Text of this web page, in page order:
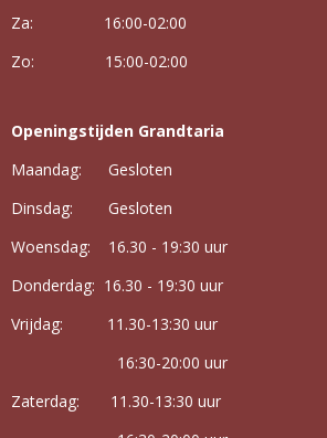
Za: 16:00-02:00
Zo: 15:00-02:00
Openingstijden Grandtaria
Maandag: Gesloten
Dinsdag: Gesloten
Woensdag: 16.30 - 19:30 uur
Donderdag: 16.30 - 19:30 uur
Vrijdag: 11.30-13:30 uur
16:30-20:00 uur
Zaterdag: 11.30-13:30 uur